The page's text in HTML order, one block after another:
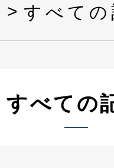
すべて
すべての